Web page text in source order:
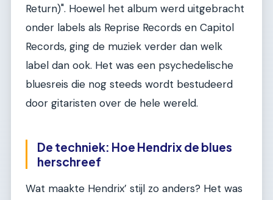
Return)". Hoewel het album werd uitgebracht
onder labels als Reprise Records en Capitol
Records, ging de muziek verder dan welk
label dan ook. Het was een psychedelische
bluesreis die nog steeds wordt bestudeerd
door gitaristen over de hele wereld.
De techniek: Hoe Hendrix de blues
herschreef
Wat maakte Hendrix’ stijl zo anders? Het was